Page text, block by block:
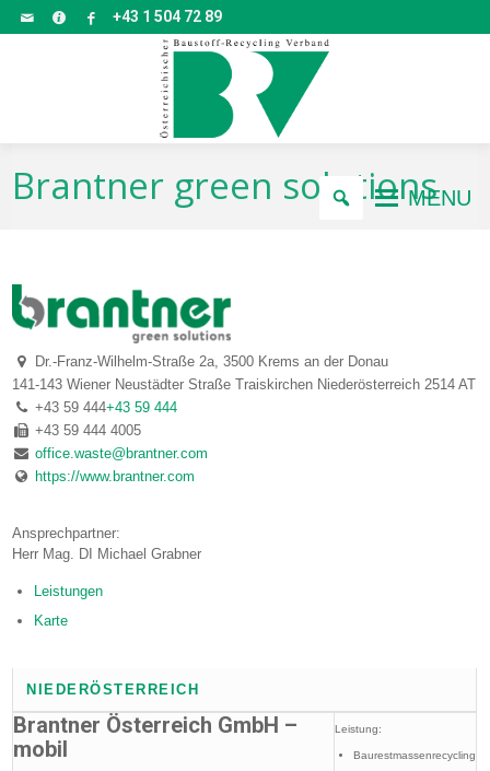
+43 1 504 72 89
MENU
Brantner green solutions
Dr.-Franz-Wilhelm-Straße 2a, 3500 Krems an der Donau
141-143 Wiener Neustädter Straße Traiskirchen Niederösterreich 2514 AT
+43 59 444+43 59 444
+43 59 444 4005
office.waste@brantner.com
https://www.brantner.com
Ansprechpartner:
Herr Mag. DI Michael Grabner
Leistungen
Karte
NIEDERÖSTERREICH
Brantner Österreich GmbH –
mobil
Leistung:
Baurestmassenrecycling